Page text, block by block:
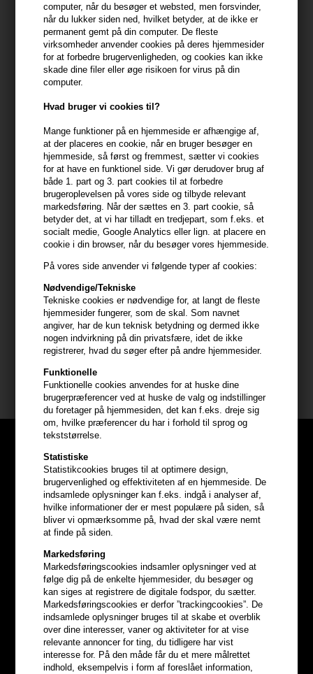
computer, når du besøger et websted, men forsvinder,
når du lukker siden ned, hvilket betyder, at de ikke er
permanent gemt på din computer. De fleste
virksomheder anvender cookies på deres hjemmesider
for at forbedre brugervenligheden, og cookies kan ikke
skade dine filer eller øge risikoen for virus på din
computer.
Hvad bruger vi cookies til?
Mange funktioner på en hjemmeside er afhængige af,
at der placeres en cookie, når en bruger besøger en
hjemmeside, så først og fremmest, sætter vi cookies
for at have en funktionel side. Vi gør derudover brug af
både 1. part og 3. part cookies til at forbedre
brugeroplevelsen på vores side og tilbyde relevant
markedsføring. Når der sættes en 3. part cookie, så
betyder det, at vi har tilladt en tredjepart, som f.eks. et
socialt medie, Google Analytics eller lign. at placere en
cookie i din browser, når du besøger vores hjemmeside.
På vores side anvender vi følgende typer af cookies:
Nødvendige/Tekniske
Tekniske cookies er nødvendige for, at langt de fleste
hjemmesider fungerer, som de skal. Som navnet
angiver, har de kun teknisk betydning og dermed ikke
nogen indvirkning på din privatsfære, idet de ikke
registrerer, hvad du søger efter på andre hjemmesider.
Funktionelle
Funktionelle cookies anvendes for at huske dine
brugerpræferencer ved at huske de valg og indstillinger
du foretager på hjemmesiden, det kan f.eks. dreje sig
om, hvilke præferencer du har i forhold til sprog og
tekststørrelse.
Statistiske
Statistikcookies bruges til at optimere design,
brugervenlighed og effektiviteten af en hjemmeside. De
indsamlede oplysninger kan f.eks. indgå i analyser af,
hvilke informationer der er mest populære på siden, så
bliver vi opmærksomme på, hvad der skal være nemt
at finde på siden.
Markedsføring
Markedsføringscookies indsamler oplysninger ved at
følge dig på de enkelte hjemmesider, du besøger og
kan siges at registrere de digitale fodspor, du sætter.
Markedsføringscookies er derfor ”trackingcookies”. De
indsamlede oplysninger bruges til at skabe et overblik
over dine interesser, vaner og aktiviteter for at vise
relevante annoncer for ting, du tidligere har vist
interesse for. På den måde får du et mere målrettet
indhold, eksempelvis i form af foreslået information,
En ekstra stærk hårspray i en stor 500ml beholder, designet til at
sikre stærkt hold (holdfaktor 5/6) og holdbarhed til selv de mest
ambitiøse frisurer.
Egenskaber
Four Reasons Original Super Strong Hairspray tilbyder en kraftig
ideel til lange events eller aktiviteter, hvor et pålideligt hold er
nødvendigt. Formlen modstår fugtighed og forhindrer frizz, uden
at håret føles stift eller klæbrigt. Den hurtigtørrende spray sikrer
en problemfri finish med glans, som understøtter frisurens
holdbarhed og elegance.
Anvendelse
- Ryst flasken grundigt før brug.
- Spray fra en afstand af ca. 30 cm over hele den færdigstylede
- Lad hårsprayen tørre for optimalt hold.
- Genanvend efter behov for ekstra styrke og kontrol gennem
dagen.
Størrelse: 500ml.
Four Reasons shampoo mm
Optjen5% bonuskronerpå
hele din ordre